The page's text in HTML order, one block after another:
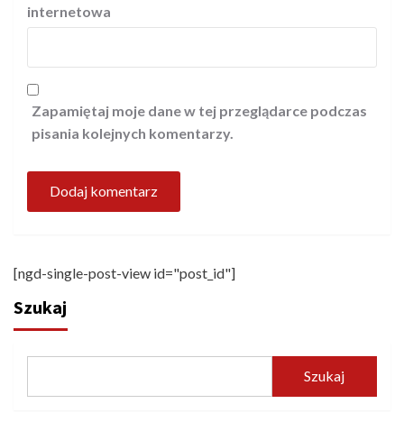
internetowa
Zapamiętaj moje dane w tej przeglądarce podczas
pisania kolejnych komentarzy.
[ngd-single-post-view id="post_id"]
Szukaj
Szukaj